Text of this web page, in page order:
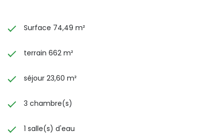
Surface 74,49 m²
terrain 662 m²
séjour 23,60 m²
3 chambre(s)
1 salle(s) d'eau